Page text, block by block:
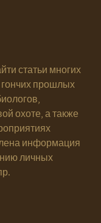
статьи многих
гончих прошлых
охоте, а также
информация
личных